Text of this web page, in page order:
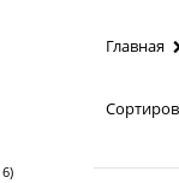
Главная